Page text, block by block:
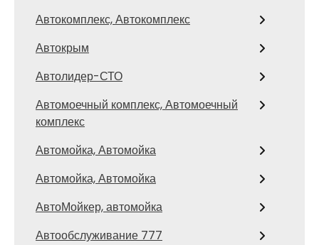
Автокомплекс, Автокомплекс
Автокрым
Автолидер-СТО
Автомоечный комплекс, Автомоечный
комплекс
Автомойка, Автомойка
Автомойка, Автомойка
АвтоМойкер, автомойка
Автообслуживание 777